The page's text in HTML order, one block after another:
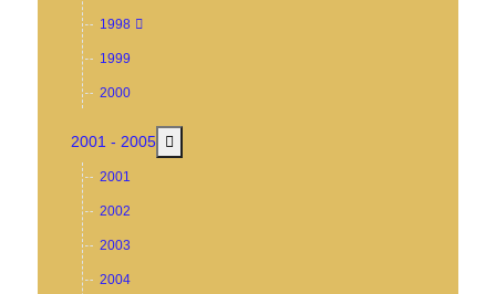
1998
1999
2000
2001 - 2005
2001
2002
2003
2004